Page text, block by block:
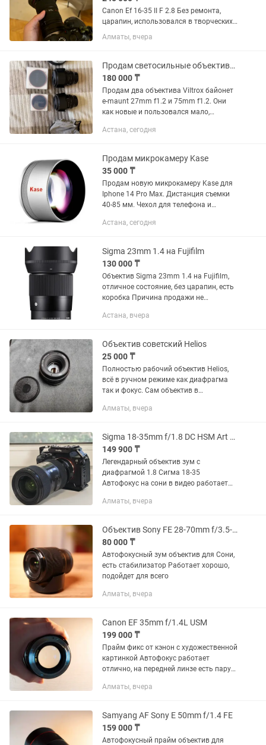
Canon Ef 16-35 II F 2.8 Без ремонта,
царапин, использовался в творческих
целях, в банкетах не был. Состояние
10/10. Торг минимальный. Продаю так
Алматы, вчера
Продам светосильные объективы Viltrox
180 000 ₸
Продам два объектива Viltrox байонет
e-maunt 27mm f1.2 и 75mm f1.2. Они
как новые и пользовался мало,
объектив 180к, если оба заберете, то
Астана, сегодня
Продам микрокамеру Kase
35 000 ₸
Продам новую микрокамеру Kase для
Iphone 14 Pro Max. Дистанция съемки
40-85 мм. Чехол для телефона и
Астана, сегодня
Sigma 23mm 1.4 на Fujifilm
130 000 ₸
Объектив Sigma 23mm 1.4 на Fujifilm,
отличное состояние, без царапин, есть
коробка Причина продажи не
Астана, вчера
Объектив советский Helios
25 000 ₸
Полностью рабочий объектив Helios,
всё в ручном режиме как диафрагма
так и фокус. Сам объектив в
без царапин. Стоимость 20000 тенге,
Алматы, вчера
Sigma 18-35mm f/1.8 DC HSM Art для Sony
149 900 ₸
Легендарный объектив зум с
диафрагмой 1.8 Сигма 18-35
Автофокус на сони в видео работает
переходником - 240к
Алматы, вчера
Объектив Sony FE 28-70mm f/3.5-5.6 OSS
80 000 ₸
Автофокусный зум объектив для Сони,
есть стабилизатор Работает хорошо,
подойдет для всего
Алматы, вчера
Canon EF 35mm f/1.4L USM
199 000 ₸
Прайм фикс от кэнон с художественной
картинкой Автофокус работает
отлично, на передней линзе есть пару
картинку
Алматы, вчера
Samyang AF Sony E 50mm f/1.4 FE
159 000 ₸
Автофокусный прайм объектив для